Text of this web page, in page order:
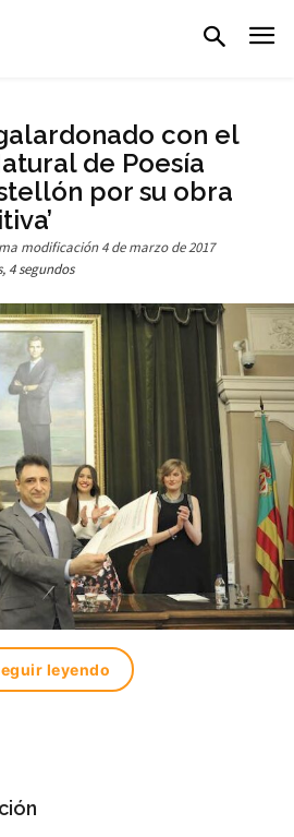
con el
de Poesía
por su obra
modificación 4 de marzo de 2017
4 segundos
leyendo